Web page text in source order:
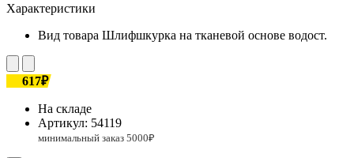
Характеристики
Вид товара Шлифшкурка на тканевой основе водост.
617₽
На складе
Артикул: 54119